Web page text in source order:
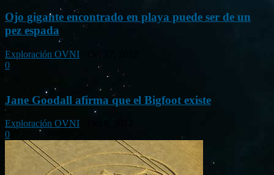
Ojo gigante encontrado en playa puede ser de un
pez espada
Exploración OVNI
Oct 17, 2012
0
Jane Goodall afirma que el Bigfoot existe
Exploración OVNI
0